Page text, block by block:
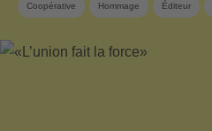
Coopérative Hommage Éditeur